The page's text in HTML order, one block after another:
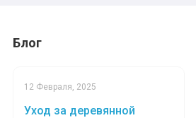
Блог
12 Февраля, 2025
Уход за деревянной